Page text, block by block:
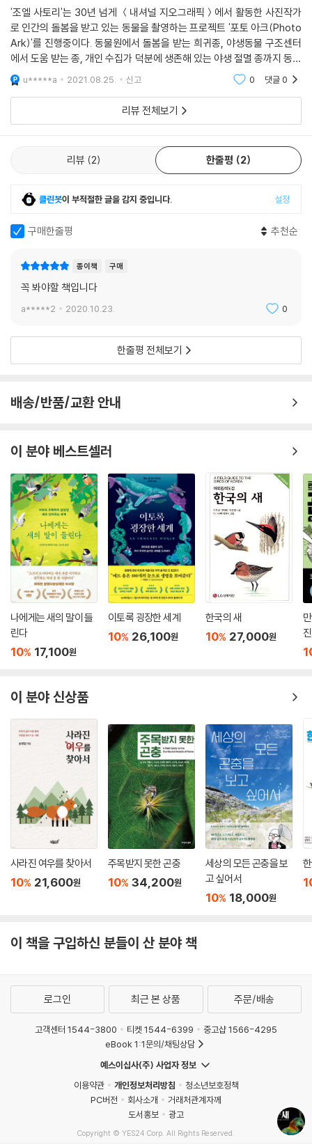
㈜사이언스북스 편집부에도 깊이 감사드린다.
2020년 1월 효창공원 발치에서
비행은 새라는 존재의 대부분을 규정한다.―본문에서
3장 「하늘을 날다」는 새들의 비행 능력을 탐구한다. 해부학적으로 비행에
최적화된 새들은 각 종마다 고유한 비행 방식을 지닌다. 벌새는 초당 수십
회의 날갯짓을 하고 앨버트로스는 날갯짓 없이 수백 킬로미터를 활공하며
극제비갈매기는 7만 킬로미터 이상을 이동하고 매는 시속 389.5킬로미
터까지 속력을 낸다. 이는 새의 시각적인 형태를 결정하는 요소가 된다. 이
장에서는 새들의 깃털과 날개 그리고 이동 능력을 보여 준다. 4장 「식사」는
새들의 식성을 알아본다. 새는 자연의 대식가로 자기 몸무게의 3분의 1까
지 먹어 치운다. 또한 독수리는 동물 사체를 먹어 치우고 홍학은 남조류를
먹으며, 그 밖에도 새들은 각자의 식단을 구성한다. 이 장에서는 새의 생존
에 이토록 중요한 문제인 식성이 새의 형태를 어떻게 만들었는지를 다룬
다. 4장에서 새들의 생존기를 이야기할 때 5장 「구애와 번식」은 자연이 세
공한 화려함과 섬세함의 극치를 보여 준다. 극락조나 원앙은 암수가 서로
한 암컷과 수컷은 함께 노래하고 춤을 추며 상대를 평가한다. 생존에 직결
을 찰스 다윈은 성선택으로 설명한 바 있다.
볼 수도 있다. 새에게 관심을 기울이면 영감을 얻게 된다.―본문에서
은 잘 알려져 있지만, 그럼에도 불구하고 새는 지능이 낮은 것으로 오해되
곤 한다. 이 장에서는 사회성을 지니고 감정을 느끼며 ‘마음 이론’을 갖는
생명 다양성의 위기는 새들의 존속에 큰 위협을 가하고 있다. 개체수가 감
소한 새들 가운데는 캘리포니아콘도르처럼 인간의 보전 활동으로 회복세
로 접어든 종도 있지만 여전히 도움이 필요하다. 이 장은 지구가 현재 잃어
가고 있는 마지막 새들을 우리와 마주하게 한다. 조엘 사토리는 어린 시절
마지막 여행비둘기(passenger pigeon, Ectopistes migratorius, E
X) 마사(Martha)의 사진을 책에서 보았던 기억을 서문 「막다른 골목의 새
들을 위한 사진 찍기」에서 적고 있다. 마사의 사진은 개체수가 수십억 마리
에 달했던 한 생물 종이 인간의 남획과 서식지 파괴로 인해 50년 만에 멸종
한 사건을 상징적으로 보여 준다. 그것은 한 생물 종의 과거이자, 우리가 행
동하지 않는다면 앞으로 도래할 미래이다.
'조엘 사토리'는 30년 넘게 ＜내셔널 지오그래픽＞에서 활동한 사진작가
로 인간의 돌봄을 받고 있는 동물을 촬영하는 프로젝트 '포토 아크(Photo
Ark)'를 진행중이다. 동물원에서 돌봄을 받는 희귀종, 야생동물 구조센터
에서 도움 받는 종, 개인 수집가 덕분에 생존해 있는 야생 절멸 종까지 동물
을 제대로 기록하고 세상에 자신의 존재를 알리게 하는 기획이다. 이번엔
'새'에 관한 포토
u*****a 2021.08.25. 신고 0 댓글0
리뷰 전체보기
리뷰 2 한줄평 2
클린봇이 부적절한 글을 감지 중입니다. 설정
구매한줄평 추천순
종이책 구매
꼭 봐야할 책입니다
a*****2 2020.10.23. 0
한줄평 전체보기
배송/반품/교환 안내
이 분야 베스트셀러
나에게는 새의 말이 들
린다
10% 17,100원
이토록 굉장한 세계
10% 26,100원
한국의 새
10% 27,000원
이 분야 신상품
사라진 여우를 찾아서
10% 21,600원
주목받지 못한 곤충
10% 34,200원
세상의 모든 곤충을 보
고 싶어서
10% 18,000원
이 책을 구입하신 분들이 산 분야 책
로그인 최근 본 상품 주문/배송
고객센터 1544-3800 티켓 1544-6399
중고샵 1566-4295
eBook 1:1문의/채팅상담
예스이십사(주) 사업자 정보
이용약관
개인정보처리방침
청소년보호정책
PC버전
회사소개
거래처관계자께
도서홍보
광고
Copyright © YES24 Corp. All Rights Reserved.